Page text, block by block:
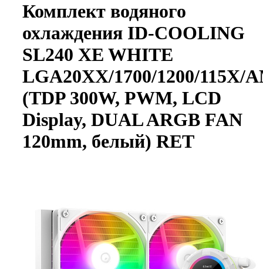
Комплект водяного
охлаждения ID-COOLING
SL240 XE WHITE
LGA20XX/1700/1200/115X/
(TDP 300W, PWM, LCD
Display, DUAL ARGB FAN
120mm, белый) RET